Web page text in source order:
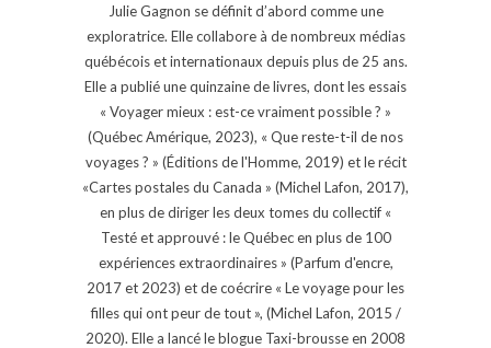
Julie Gagnon se définit d’abord comme une
exploratrice. Elle collabore à de nombreux médias
québécois et internationaux depuis plus de 25 ans.
Elle a publié une quinzaine de livres, dont les essais
« Voyager mieux : est-ce vraiment possible ? »
(Québec Amérique, 2023), « Que reste-t-il de nos
voyages ? » (Éditions de l'Homme, 2019) et le récit
«Cartes postales du Canada » (Michel Lafon, 2017),
en plus de diriger les deux tomes du collectif «
Testé et approuvé : le Québec en plus de 100
expériences extraordinaires » (Parfum d'encre,
2017 et 2023) et de coécrire « Le voyage pour les
filles qui ont peur de tout », (Michel Lafon, 2015 /
2020). Elle a lancé le blogue Taxi-brousse en 2008